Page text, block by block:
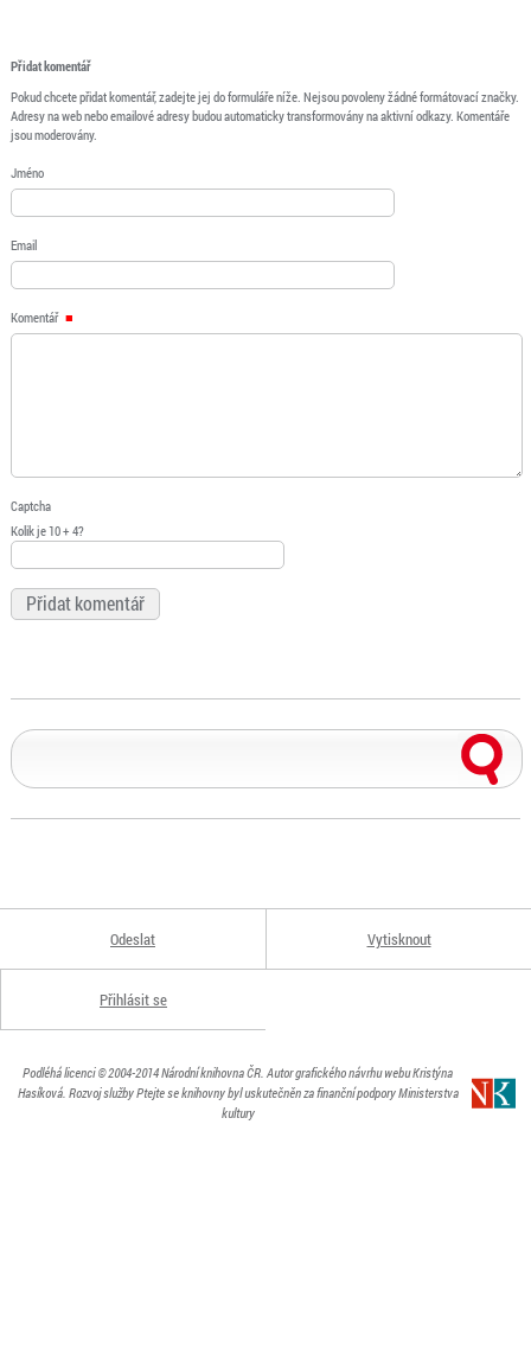
Přidat komentář
Pokud chcete přidat komentář, zadejte jej do formuláře níže. Nejsou povoleny žádné formátovací značky.
Adresy na web nebo emailové adresy budou automaticky transformovány na aktivní odkazy. Komentáře
jsou moderovány.
Jméno
Email
Komentář
Captcha
Kolik je 10 + 4?
Odeslat Vytisknout
Přihlásit se
Podléhá licenci© 2004-2014Národní knihovna ČR. Autor grafického návrhu webu Kristýna
Hasíková. Rozvoj služby Ptejte se knihovny byl uskutečněn za finanční podpory Ministerstva
kultury